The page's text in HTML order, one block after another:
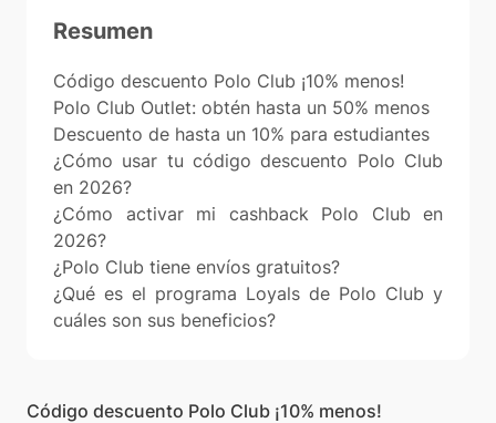
Resumen
Código descuento Polo Club ¡10% menos!
Polo Club Outlet: obtén hasta un 50% menos
Descuento de hasta un 10% para estudiantes
¿Cómo usar tu código descuento Polo Club
en 2026?
¿Cómo activar mi cashback Polo Club en
2026?
¿Polo Club tiene envíos gratuitos?
¿Qué es el programa Loyals de Polo Club y
cuáles son sus beneficios?
Código descuento Polo Club ¡10% menos!